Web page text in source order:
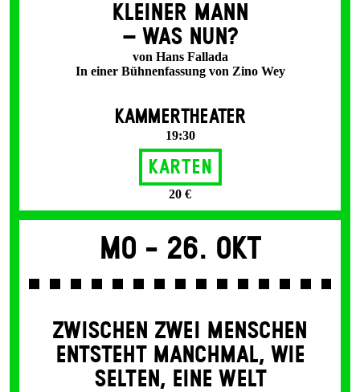
KLEINER MANN
– WAS NUN?
von Hans Fallada
In einer Bühnenfassung von Zino Wey
KAMMERTHEATER
19:30
Karten
20 €
Mo - 26. Okt
ZWISCHEN ZWEI MENSCHEN
ENT­STEHT MANCH­MAL, WIE
SELTEN, EINE WELT